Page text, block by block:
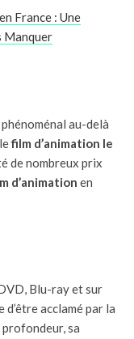
France : Une
Manquer
au-delà
film d’animation le
de nombreux prix
d’animation en
Blu-ray et sur
acclamé par la
sa